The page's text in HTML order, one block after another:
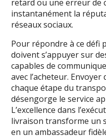
retard ou une erreur de
instantanément la
réseaux sociaux.
Pour répondre à ce défi
doivent s’appuyer sur
capables de
avec l’acheteur.
chaque étape du
désengorge le service
L’excellence dans
livraison transforme un
en un ambassadeur